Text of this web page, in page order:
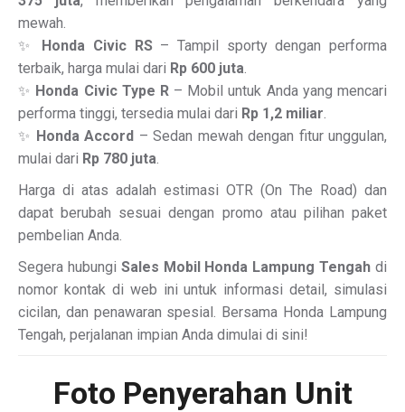
mewah.
✨ Honda Civic RS– Tampil sporty dengan performa
terbaik, harga mulai dari Rp 600 juta.
✨ Honda Civic Type R– Mobil untuk Anda yang mencari
performa tinggi, tersedia mulai dari Rp 1,2 miliar.
✨ Honda Accord – Sedan mewah dengan fitur unggulan,
mulai dari Rp 780 juta.
Harga di atas adalah estimasi OTR (On The Road) dan
dapat berubah sesuai dengan promo atau pilihan paket
pembelian Anda.
Segera hubungi Sales Mobil Honda Lampung Tengah di
nomor kontak di web ini untuk informasi detail, simulasi
cicilan, dan penawaran spesial. Bersama Honda Lampung
Tengah, perjalanan impian Anda dimulai di sini!
Foto Penyerahan Unit